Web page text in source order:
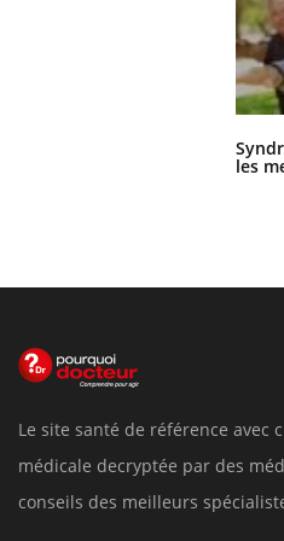
les
Le site santé de référence avec
médicale decryptée par des
conseils des meilleurs